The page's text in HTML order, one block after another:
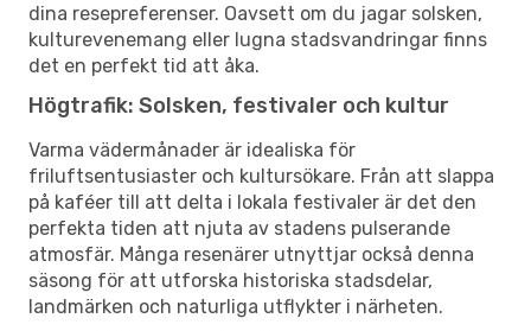
dina resepreferenser. Oavsett om du jagar solsken,
kulturevenemang eller lugna stadsvandringar finns
det en perfekt tid att åka.
Högtrafik: Solsken, festivaler och kultur
Varma vädermånader är idealiska för
friluftsentusiaster och kultursökare. Från att slappa
på kaféer till att delta i lokala festivaler är det den
perfekta tiden att njuta av stadens pulserande
atmosfär. Många resenärer utnyttjar också denna
säsong för att utforska historiska stadsdelar,
landmärken och naturliga utflykter i närheten.